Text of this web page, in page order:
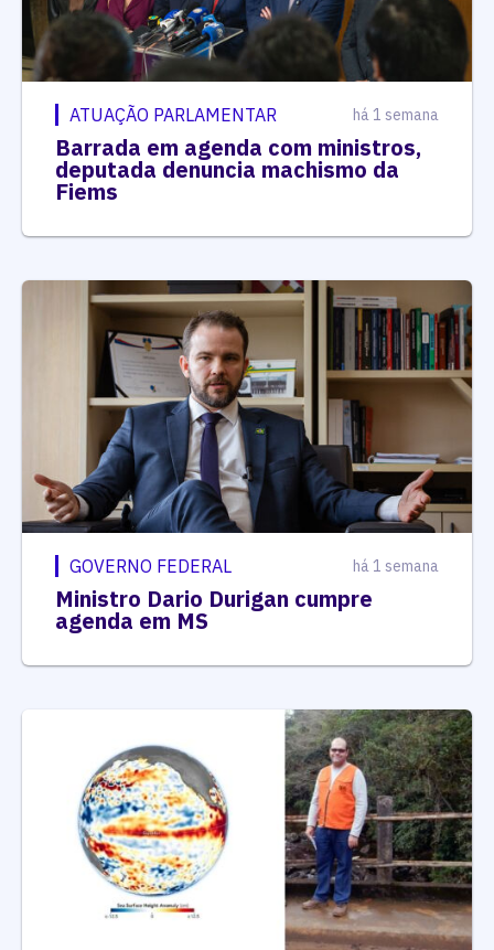
ATUAÇÃO PARLAMENTAR há 1 semana
Barrada em agenda com ministros,
deputada denuncia machismo da
Fiems
GOVERNO FEDERAL há 1 semana
Ministro Dario Durigan cumpre
agenda em MS